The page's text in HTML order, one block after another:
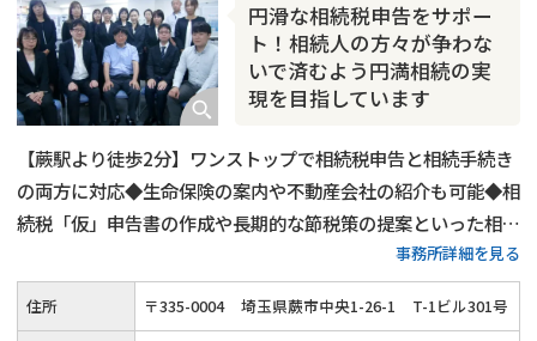
円滑な相続税申告をサポー
ト！相続人の方々が争わな
いで済むよう円満相続の実
現を目指しています
【蕨駅より徒歩2分】ワンストップで相続税申告と相続手続き
の両方に対応◆生命保険の案内や不動産会社の紹介も可能◆相
続税「仮」申告書の作成や長期的な節税策の提案といった相続
税顧問サービスを提供◆ベテラン税理士と専門スタッフがチー
ムとなって相談者様が円滑に相続を実現できるようサポートい
たします
事務所詳細を見る
住所 〒335-0004 埼玉県蕨市中央1-26-1 T-1ビル301号